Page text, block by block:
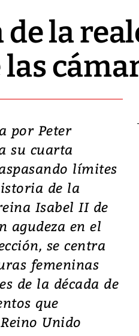
de la
por Peter
su cuarta
límites
de la
Isabel II de
agudeza en el
se centra
femeninas
de la década de
que
Unido
Japón: Terremoto
y graves
en Kumamoto
terremoto de magnitud
este martes 28 de